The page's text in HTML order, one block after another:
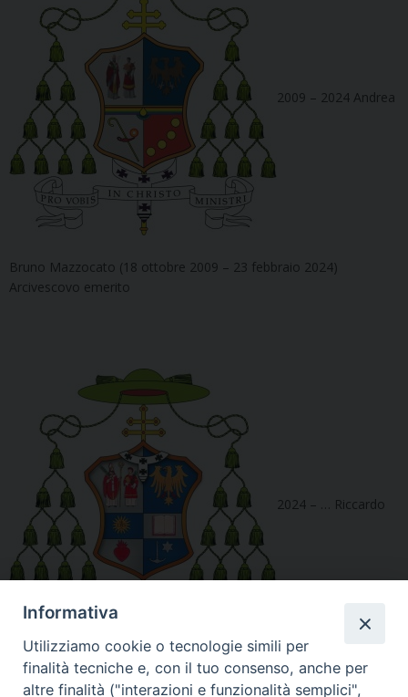
2009 – 2024 Andrea
Bruno Mazzocato (18 ottobre 2009 – 23 febbraio 2024)
Arcivescovo emerito
2024 – … Riccardo
Lamba (5 maggio 2024 – …)
Informativa
Utilizziamo cookie o tecnologie simili per
finalità tecniche e, con il tuo consenso, anche per
altre finalità ("interazioni e funzionalità semplici",